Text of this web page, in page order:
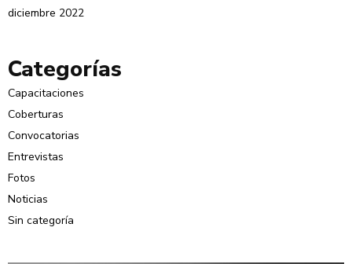
diciembre 2022
Categorías
Capacitaciones
Coberturas
Convocatorias
Entrevistas
Fotos
Noticias
Sin categoría